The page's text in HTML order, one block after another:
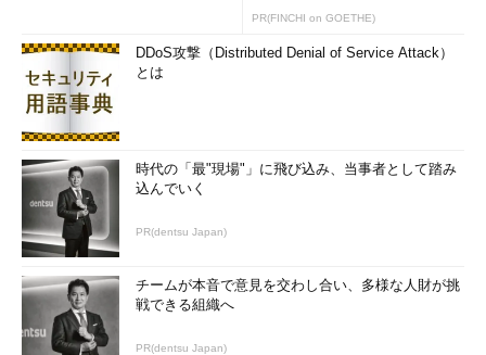
PR(FINCHI on GOETHE)
DDoS攻撃（Distributed Denial of Service Attack）
とは
時代の「最"現場"」に飛び込み、当事者として踏み
込んでいく
PR(dentsu Japan)
チームが本音で意見を交わし合い、多様な人財が挑
戦できる組織へ
PR(dentsu Japan)